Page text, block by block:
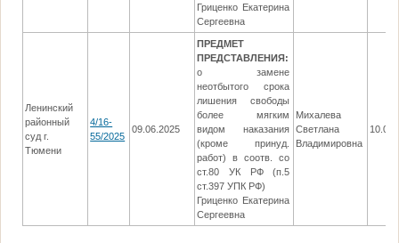
Гриценко Екатерина
Сергеевна
Ленинский
районный
суд г.
Тюмени
4/16-
55/2025
09.06.2025
ПРЕДМЕТ
ПРЕДСТАВЛЕНИЯ:
о замене
неотбытого срока
лишения свободы
более мягким
видом наказания
(кроме принуд.
работ) в соотв. со
ст.80 УК РФ (п.5
ст.397 УПК РФ)
Гриценко Екатерина
Сергеевна
Михалева
Светлана
Владимировна